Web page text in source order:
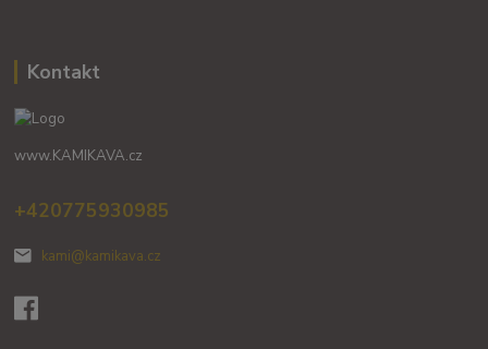
Kontakt
www.KAMIKAVA.cz
+420775930985
kami@kamikava.cz